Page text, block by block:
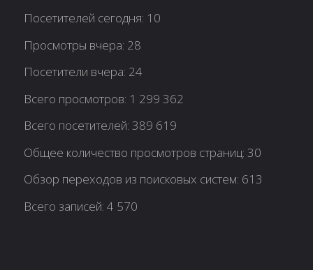
Посетителей сегодня: 10
Просмотры вчера: 28
Посетители вчера: 24
Всего просмотров: 1 299 362
Всего посетителей:389 619
Общее количество просмотров страниц:30
Обзор переходов из поисковых систем: 613
Всего записей:4 570